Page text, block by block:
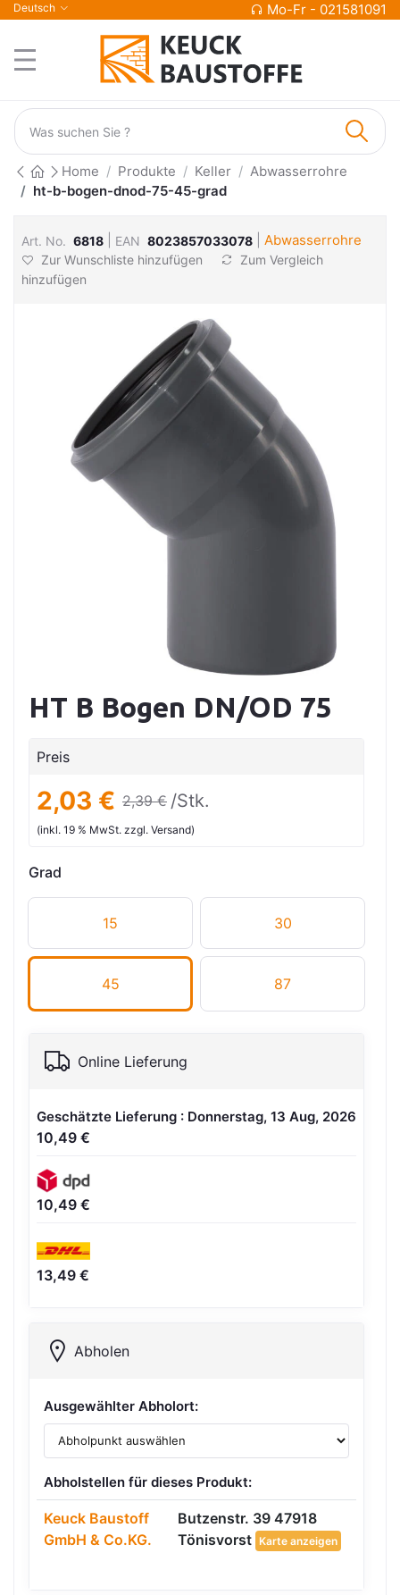
Deutsch Mo-Fr - 021581091
Home Produkte Keller
Abwasserrohre
ht-b-bogen-dnod-75-45-grad
Art. No. 6818 EAN 8023857033078 Abwasserrohre
Zur Wunschliste hinzufügen
Zum Vergleich
hinzufügen
HT B Bogen DN/OD 75
Preis
2,03 € 2,39 € /Stk.
(inkl. 19 % MwSt. zzgl. Versand)
Grad
15 30
45 87
Online Lieferung
Geschätzte Lieferung : Donnerstag, 13 Aug, 2026
10,49 €
10,49 €
13,49 €
Abholen
Ausgewählter Abholort:
Abholstellen für dieses Produkt:
Keuck Baustoff
GmbH & Co.KG.
Butzenstr. 39 47918
Tönisvorst Karte anzeigen